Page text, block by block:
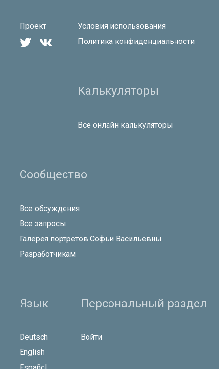
Проект
 
Условия использования
Политика конфиденциальности
Калькуляторы
Все онлайн калькуляторы
Сообщество
Все обсуждения
Все запросы
Галерея портретов Софьи Васильевны
Разработчикам
Язык
Deutsch
English
Персональный раздел
Войти